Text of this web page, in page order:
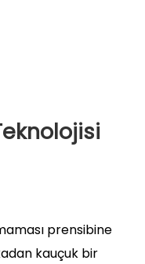
prensibine
kauçuk bir